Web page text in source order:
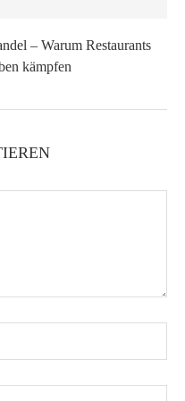
– Warum Restaurants
kämpfen